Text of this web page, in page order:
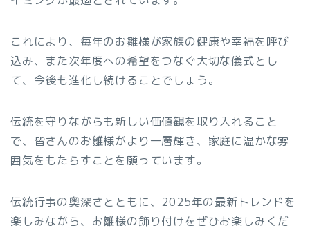
これにより、毎年のお雛様が家族の健康や幸福を呼び
込み、また次年度への希望をつなぐ大切な儀式とし
て、今後も進化し続けることでしょう。
伝統を守りながらも新しい価値観を取り入れること
で、皆さんのお雛様がより一層輝き、家庭に温かな雰
囲気をもたらすことを願っています。
伝統行事の奥深さとともに、2025年の最新トレンドを
楽しみながら、お雛様の飾り付けをぜひお楽しみくだ